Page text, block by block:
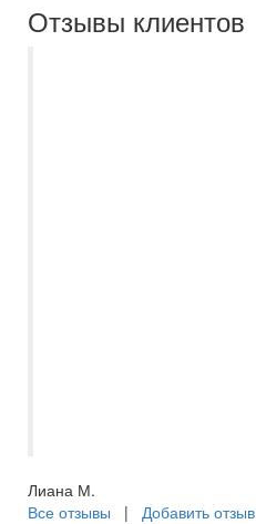
Отзывы клиентов
Лиана М.
Все отзывы | Добавить отзыв